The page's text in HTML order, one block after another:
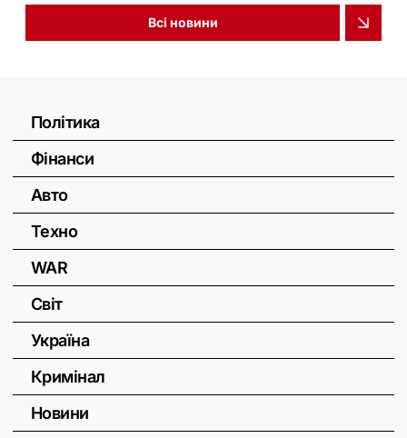
Всі новини
Політика
Фінанси
Авто
Техно
WAR
Світ
Україна
Кримінал
Новини